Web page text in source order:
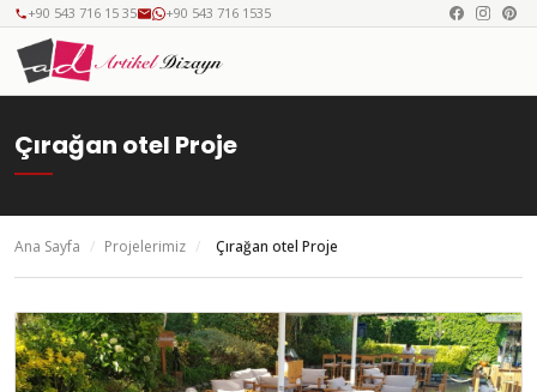
+90 543 716 15 35 +90 543 716 1535
Çırağan otel Proje
Ana Sayfa / Projelerimiz / Çırağan otel Proje